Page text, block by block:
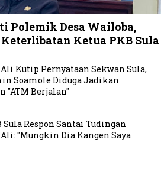
Polemik Desa Wailoba,
Ketua PKB Sula
Kutip Pernyataan Sekwan Sula,
Soamole Diduga Jadikan
"ATM Berjalan"
Sula Respon Santai Tudingan
"Mungkin Dia Kangen Saya